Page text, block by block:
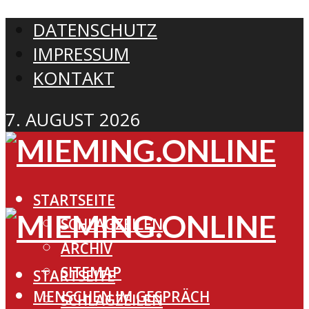
DATENSCHUTZ
IMPRESSUM
KONTAKT
7. AUGUST 2026
STARTSEITE
SCHLAGZEILEN
ARCHIV
SITEMAP
MENSCHEN IM GESPRÄCH
STARTSEITE
SCHLAGZEILEN